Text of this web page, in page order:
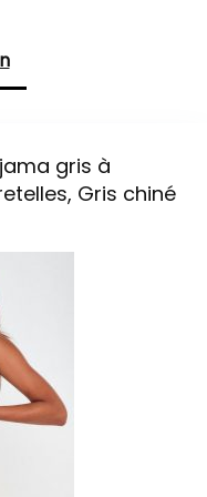
gris à
Gris chiné